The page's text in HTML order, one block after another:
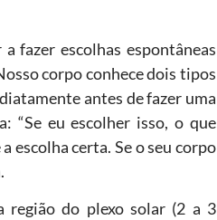
fazer escolhas espontâneas
corpo conhece dois tipos
antes de fazer uma
“Se eu escolher isso, o que
escolha certa. Se o seu corpo
região do plexo solar (2 a 3